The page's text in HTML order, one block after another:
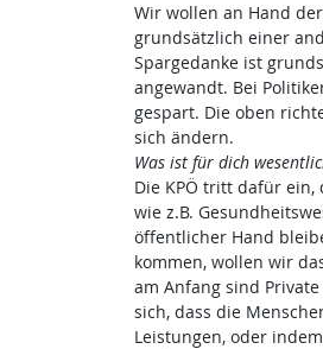
Wir wollen an Hand
grundsätzlich einer
Spargedanke ist
angewandt. Bei
gespart. Die oben
sich ändern.
Was ist für dich
Die KPÖ tritt dafür ein,
wie z.B.
öffentlicher Hand
kommen, wollen wir
am Anfang sind
sich, dass die
Leistungen, oder